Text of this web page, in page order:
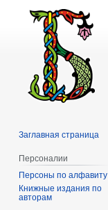
Заглавная страница
Персоналии
Персоны по алфавиту
Книжные издания по
авторам